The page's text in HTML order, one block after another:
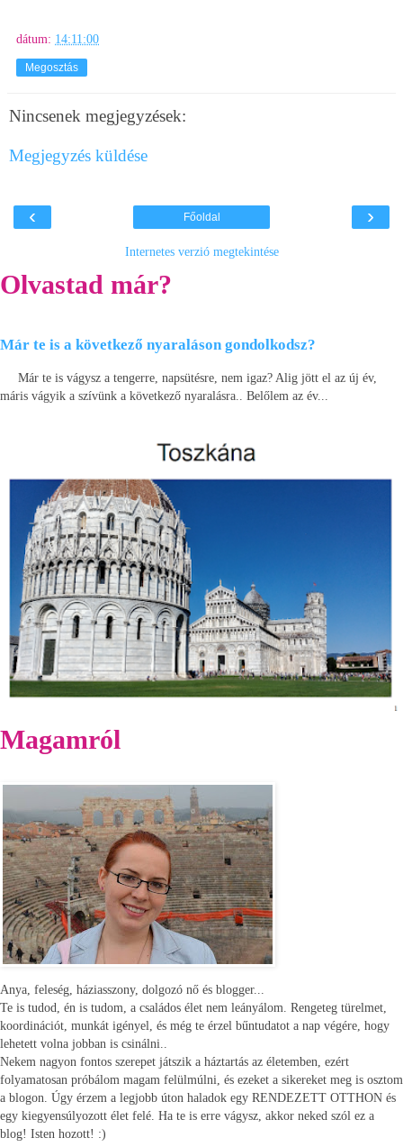
dátum: 14:11:00
Megosztás
Nincsenek megjegyzések:
Megjegyzés küldése
‹ ›
Főoldal
Internetes verzió megtekintése
Olvastad már?
Már te is a következő nyaraláson gondolkodsz?
Már te is vágysz a tengerre, napsütésre, nem igaz? Alig jött el az új év,
máris vágyik a szívünk a következő nyaralásra.. Belőlem az év...
Magamról
Anya, feleség, háziasszony, dolgozó nő és blogger...
Te is tudod, én is tudom, a családos élet nem leányálom. Rengeteg türelmet,
koordinációt, munkát igényel, és még te érzel bűntudatot a nap végére, hogy
lehetett volna jobban is csinálni..
Nekem nagyon fontos szerepet játszik a háztartás az életemben, ezért
folyamatosan próbálom magam felülmúlni, és ezeket a sikereket meg is osztom
a blogon. Úgy érzem a legjobb úton haladok egy RENDEZETT OTTHON és
egy kiegyensúlyozott élet felé. Ha te is erre vágysz, akkor neked szól ez a
blog! Isten hozott! :)